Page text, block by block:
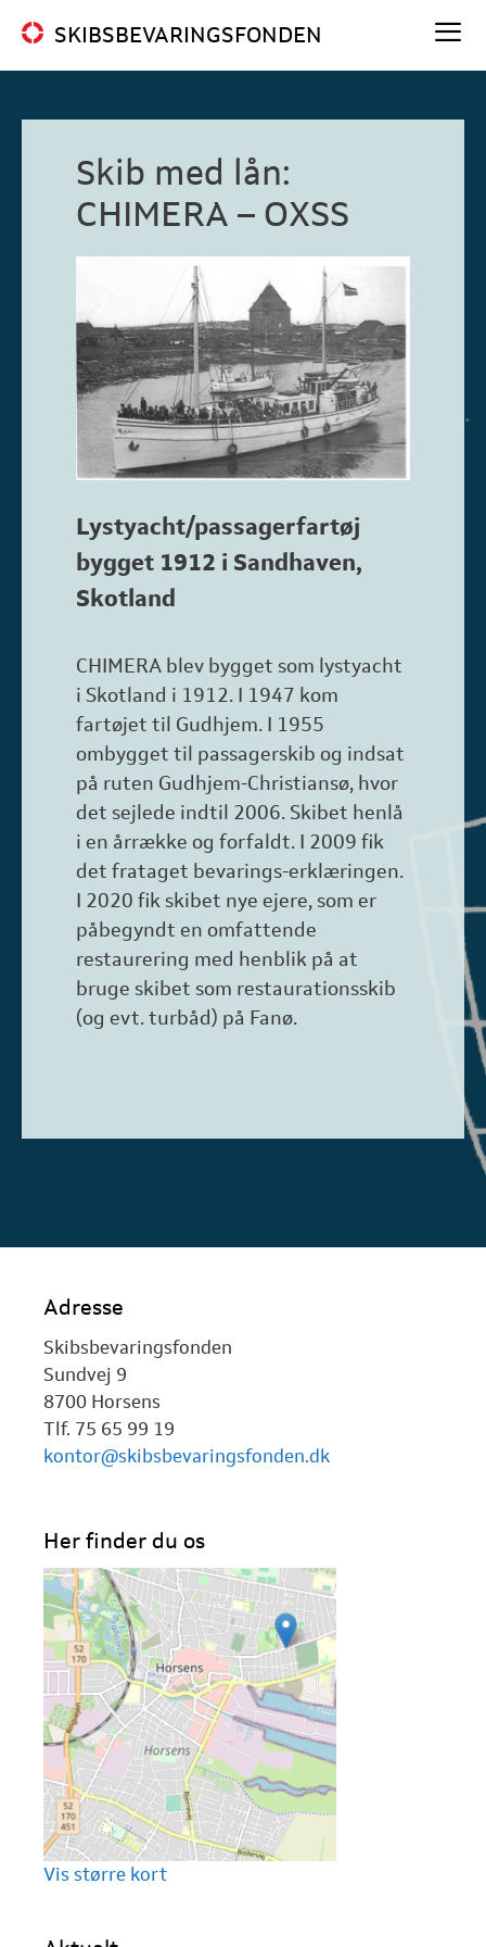
indhold
SKIBSBEVARINGSFONDEN
Skib med lån:
CHIMERA – OXSS
Lystyacht/passagerfartøj
bygget 1912 i Sandhaven,
Skotland
CHIMERA blev bygget som lystyacht
i Skotland i 1912. I 1947 kom
fartøjet til Gudhjem. I 1955
ombygget til passagerskib og indsat
på ruten Gudhjem-Christiansø, hvor
det sejlede indtil 2006. Skibet henlå
i en årrække og forfaldt. I 2009 fik
det frataget bevarings-erklæringen.
I 2020 fik skibet nye ejere, som er
påbegyndt en omfattende
restaurering med henblik på at
bruge skibet som restaurationsskib
(og evt. turbåd) på Fanø.
Adresse
Skibsbevaringsfonden
Sundvej 9
8700 Horsens
Tlf. 75 65 99 19
kontor@skibsbevaringsfonden.dk
Her finder du os
Vis større kort